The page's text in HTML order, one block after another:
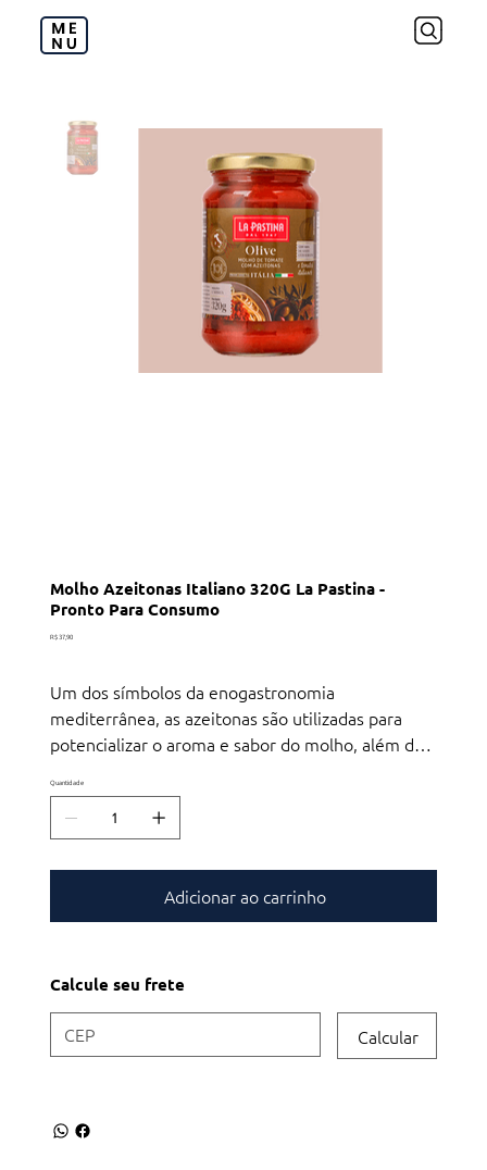
Molho Azeitonas Italiano 320G La Pastina -
Pronto Para Consumo
Preço
R$ 37,90
Um dos símbolos da enogastronomia
mediterrânea, as azeitonas são utilizadas para
potencializar o aroma e sabor do molho, além de
com tomates 100% italianos, azeite de oliva
extravirgem e azeitonas pretas e verdes, além de
fabricação é muito similar à artesanal, justamente
para remeter aos típicos molhos preparados pelas
mammas italianas.
Quantidade
Adicionar ao carrinho
Calcule seu frete
Calcular